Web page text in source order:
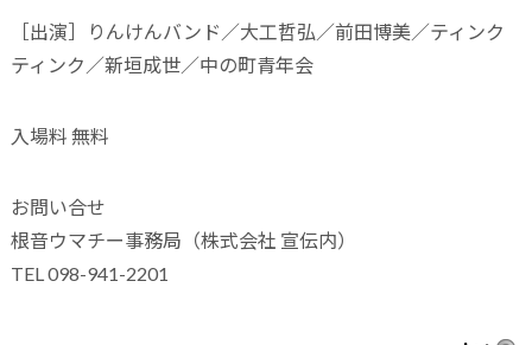
［出演］りんけんバンド／大工哲弘／前田博美／ティンク
ティンク／新垣成世／中の町青年会
入場料 無料
お問い合せ
根音ウマチー事務局（株式会社 宣伝内）
TEL 098-941-2201